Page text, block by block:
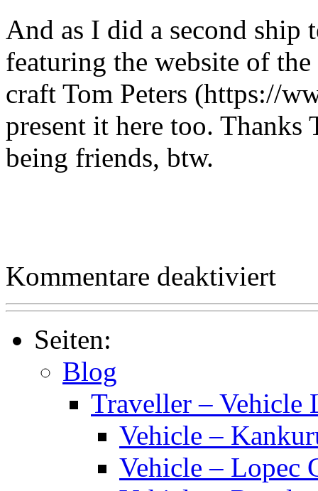
And as I did a second ship
featuring the website of
craft Tom Peters (https://
present it here too.
being friends, btw.
Kommentare deaktiviert
the
Seiten:
Blog
Traveller – Vehicle
Vehicle –
Vehicle – Lopec